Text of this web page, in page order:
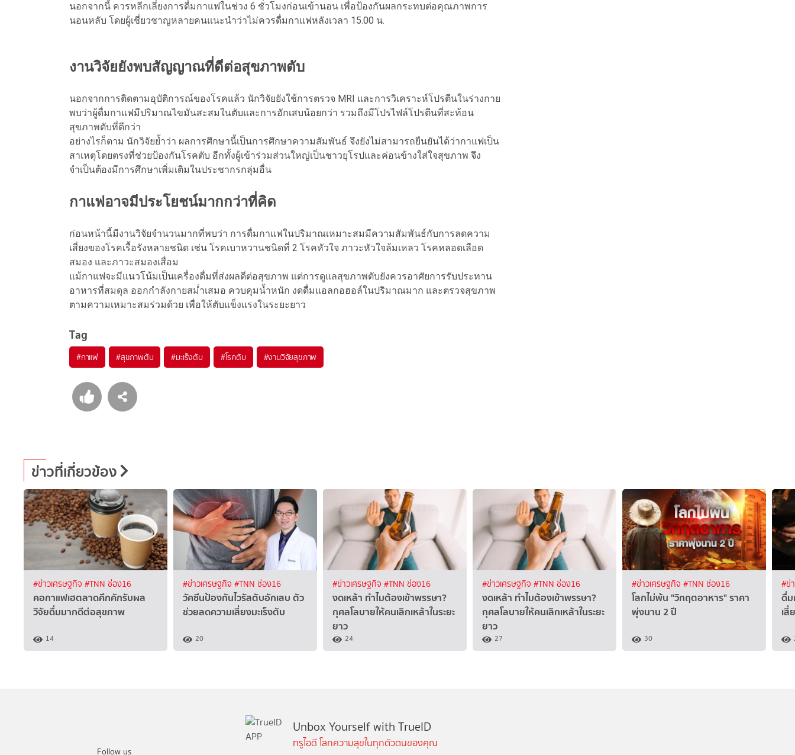
นอกจากนี้ ควรหลีกเลี่ยงการดื่มกาแฟในช่วง 6 ชั่วโมงก่อนเข้านอน เพื่อป้องกันผลกระทบต่อคุณภาพการ
นอนหลับ โดยผู้เชี่ยวชาญหลายคนแนะนำว่าไม่ควรดื่มกาแฟหลังเวลา 15.00 น.
งานวิจัยยังพบสัญญาณที่ดีต่อสุขภาพตับ
นอกจากการติดตามอุบัติการณ์ของโรคแล้ว นักวิจัยยังใช้การตรวจ MRI และการวิเคราะห์โปรตีนในร่างกาย
พบว่าผู้ดื่มกาแฟมีปริมาณไขมันสะสมในตับและการอักเสบน้อยกว่า รวมถึงมีโปรไฟล์โปรตีนที่สะท้อน
สุขภาพตับที่ดีกว่า
อย่างไรก็ตาม นักวิจัยย้ำว่า ผลการศึกษานี้เป็นการศึกษาความสัมพันธ์ จึงยังไม่สามารถยืนยันได้ว่ากาแฟเป็น
สาเหตุโดยตรงที่ช่วยป้องกันโรคตับ อีกทั้งผู้เข้าร่วมส่วนใหญ่เป็นชาวยุโรปและค่อนข้างใส่ใจสุขภาพ จึง
จำเป็นต้องมีการศึกษาเพิ่มเติมในประชากรกลุ่มอื่น
กาแฟอาจมีประโยชน์มากกว่าที่คิด
ก่อนหน้านี้มีงานวิจัยจำนวนมากที่พบว่า การดื่มกาแฟในปริมาณเหมาะสมมีความสัมพันธ์กับการลดความ
เสี่ยงของโรคเรื้อรังหลายชนิด เช่น โรคเบาหวานชนิดที่ 2 โรคหัวใจ ภาวะหัวใจล้มเหลว โรคหลอดเลือด
สมอง และภาวะสมองเสื่อม
แม้กาแฟจะมีแนวโน้มเป็นเครื่องดื่มที่ส่งผลดีต่อสุขภาพ แต่การดูแลสุขภาพตับยังควรอาศัยการรับประทาน
อาหารที่สมดุล ออกกำลังกายสม่ำเสมอ ควบคุมน้ำหนัก งดดื่มแอลกอฮอล์ในปริมาณมาก และตรวจสุขภาพ
ตามความเหมาะสมร่วมด้วย เพื่อให้ตับแข็งแรงในระยะยาว
Tag
#กาแฟ #สุขภาพตับ #มะเร็งตับ #โรคตับ #งานวิจัยสุขภาพ
ข่าวที่เกี่ยวข้อง
#ข่าวเศรษฐกิจ #TNN ช่อง16
คอกาแฟเฮตลาดคึกคักรับผล
วิจัยดื่มมากดีต่อสุขภาพ
14
#ข่าวเศรษฐกิจ #TNN ช่อง16
วัคซีนป้องกันไวรัสตับอักเสบ ตัว
ช่วยลดความเสี่ยงมะเร็งตับ
20
#ข่าวเศรษฐกิจ #TNN ช่อง16
งดเหล้า ทำไมต้องเข้าพรรษา?
กุศลโลบายให้คนเลิกเหล้าในระยะ
ยาว
24
#ข่าวเศรษฐกิจ #TNN ช่อง16
งดเหล้า ทำไมต้องเข้าพรรษา?
กุศลโลบายให้คนเลิกเหล้าในระยะ
ยาว
27
#ข่าวเศรษฐกิจ #TNN ช่อง16
โลกไม่พ้น "วิกฤตอาหาร" ราคา
พุ่งนาน 2 ปี
30
#ข่
ดื่
เสี่
Follow us
Unbox Yourself with TrueID
ทรูไอดี โลกความสุขในทุกตัวตนของคุณ